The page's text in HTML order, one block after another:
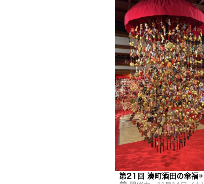
第21回 湊町酒田の傘福®︎